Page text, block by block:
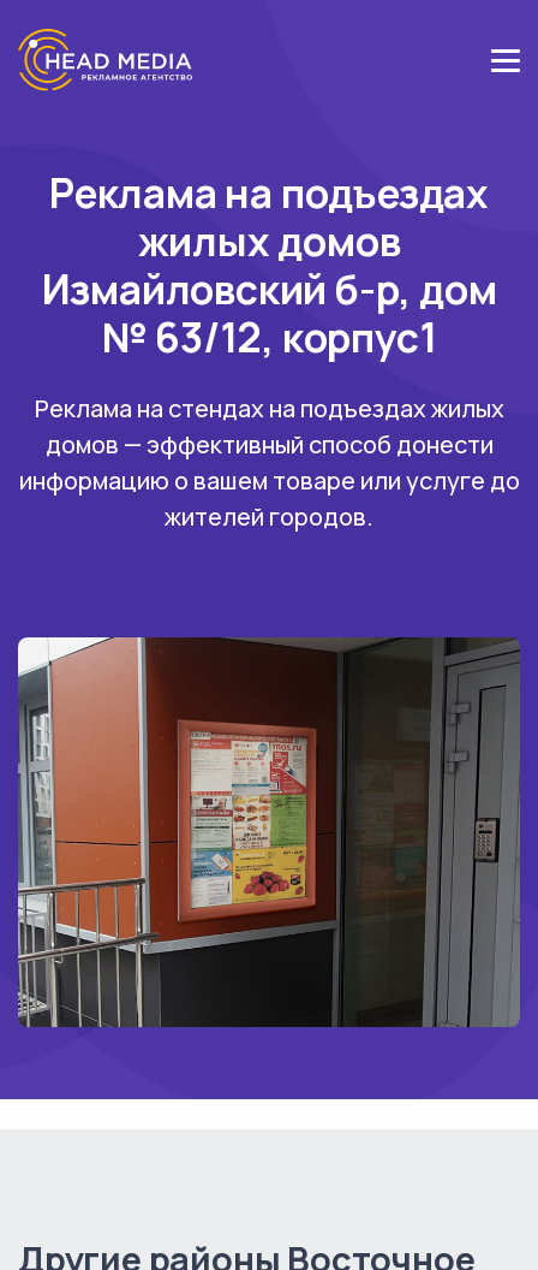
Реклама на подъездах
жилых домов
Измайловский б-р, дом
№ 63/12, корпус1
Реклама на стендах на подъездах жилых
домов — эффективный способ донести
информацию о вашем товаре или услуге до
жителей городов.
Другие районы Восточное